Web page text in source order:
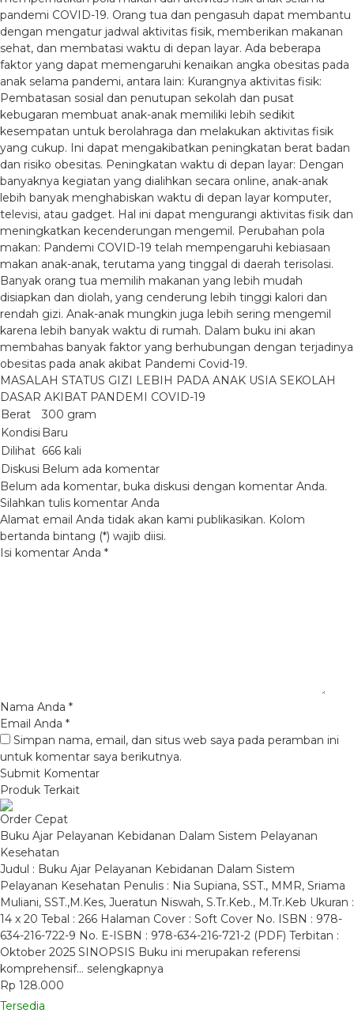
pandemi COVID-19. Orang tua dan pengasuh dapat membantu
dengan mengatur jadwal aktivitas fisik, memberikan makanan
sehat, dan membatasi waktu di depan layar. Ada beberapa
faktor yang dapat memengaruhi kenaikan angka obesitas pada
anak selama pandemi, antara lain: Kurangnya aktivitas fisik:
Pembatasan sosial dan penutupan sekolah dan pusat
kebugaran membuat anak-anak memiliki lebih sedikit
kesempatan untuk berolahraga dan melakukan aktivitas fisik
yang cukup. Ini dapat mengakibatkan peningkatan berat badan
dan risiko obesitas. Peningkatan waktu di depan layar: Dengan
banyaknya kegiatan yang dialihkan secara online, anak-anak
lebih banyak menghabiskan waktu di depan layar komputer,
televisi, atau gadget. Hal ini dapat mengurangi aktivitas fisik dan
meningkatkan kecenderungan mengemil. Perubahan pola
makan: Pandemi COVID-19 telah mempengaruhi kebiasaan
makan anak-anak, terutama yang tinggal di daerah terisolasi.
Banyak orang tua memilih makanan yang lebih mudah
disiapkan dan diolah, yang cenderung lebih tinggi kalori dan
rendah gizi. Anak-anak mungkin juga lebih sering mengemil
karena lebih banyak waktu di rumah. Dalam buku ini akan
membahas banyak faktor yang berhubungan dengan terjadinya
obesitas pada anak akibat Pandemi Covid-19.
MASALAH STATUS GIZI LEBIH PADA ANAK USIA SEKOLAH
DASAR AKIBAT PANDEMI COVID-19
Berat
300 gram
Kondisi Baru
Dilihat 666 kali
Diskusi Belum ada komentar
Belum ada komentar, buka diskusi dengan komentar Anda.
Silahkan tulis komentar Anda
Alamat email Anda tidak akan kami publikasikan. Kolom
bertanda bintang (*) wajib diisi.
Isi komentar Anda *
Nama Anda *
Email Anda *
Simpan nama, email, dan situs web saya pada peramban ini
untuk komentar saya berikutnya.
Produk Terkait
Order Cepat
Buku Ajar Pelayanan Kebidanan Dalam Sistem Pelayanan
Kesehatan
Judul : Buku Ajar Pelayanan Kebidanan Dalam Sistem
Pelayanan Kesehatan Penulis : Nia Supiana, SST., MMR, Sriama
Muliani, SST.,M.Kes, Jueratun Niswah, S.Tr.Keb., M.Tr.Keb Ukuran :
14 x 20 Tebal : 266 Halaman Cover : Soft Cover No. ISBN : 978-
634-216-722-9 No. E-ISBN : 978-634-216-721-2 (PDF) Terbitan :
Oktober 2025 SINOPSIS Buku ini merupakan referensi
komprehensif… selengkapnya
Rp 128.000
Tersedia